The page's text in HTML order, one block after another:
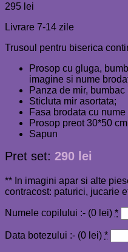
295 lei
Livrare 7-14 zile
Trusoul pentru biserica
Prosop cu gluga,
imagine si nume
Panza de mir,
Sticluta mir asortata;
Fasa brodata cu nume
Prosop preot 30*50
Sapun
Pret set: 290 lei
** In imagini apar si alte
contracost: paturici, jucarie
Numele copilului :- (0 lei) *
Data botezului :- (0 lei) *